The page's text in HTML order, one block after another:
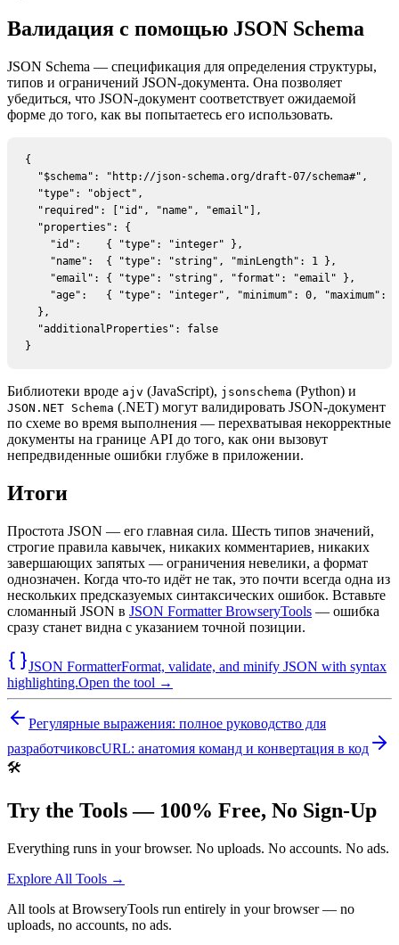
Валидация с помощью JSON Schema
JSON Schema — спецификация для определения структуры,
типов и ограничений JSON-документа. Она позволяет
убедиться, что JSON-документ соответствует ожидаемой
форме до того, как вы попытаетесь его использовать.
{
  "$schema": "http://json-schema.org/draft-07/schema#",
  "type": "object",
  "required": ["id", "name", "email"],
  "properties": {
    "id":    { "type": "integer" },
    "name":  { "type": "string", "minLength": 1 },
    "email": { "type": "string", "format": "email" },
"age":   { "type": "integer", "minimum": 0, "maximum":
  },
  "additionalProperties": false
}
Библиотеки вроде ajv (JavaScript), jsonschema (Python) и
JSON.NET Schema (.NET) могут валидировать JSON-документ
по схеме во время выполнения — перехватывая некорректные
документы на границе API до того, как они вызовут
непредвиденные ошибки глубже в приложении.
Итоги
Простота JSON — его главная сила. Шесть типов значений,
строгие правила кавычек, никаких комментариев, никаких
завершающих запятых — ограничения невелики, а формат
однозначен. Когда что-то идёт не так, это почти всегда одна из
нескольких предсказуемых синтаксических ошибок. Вставьте
сломанный JSON в JSON Formatter BrowseryTools — ошибка
сразу станет видна с указанием точной позиции.
JSON FormatterFormat, validate, and minify JSON with syntax
highlighting.Open the tool →
Регулярные выражения: полное руководство для
разработчиковcURL: анатомия команд и конвертация в код
🛠️
Try the Tools — 100% Free, No Sign-Up
Everything runs in your browser. No uploads. No accounts. No ads.
Explore All Tools →
All tools at BrowseryTools run entirely in your browser — no
uploads, no accounts, no ads.